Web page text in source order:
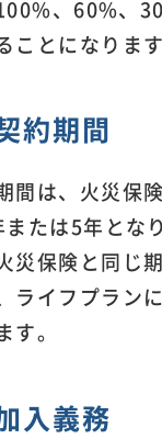
、60%、
ことになります
約期間
間は、火災保
たは5年とな
災保険と同じ
ライフプラン
。
入義務